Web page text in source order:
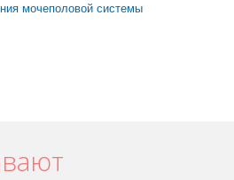
мочеполовой системы